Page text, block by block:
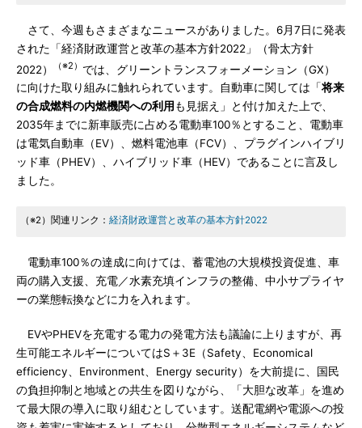
さて、今週もさまざまなニュースがありました。6月7日に発表
された「経済財政運営と改革の基本方針2022」（骨太方針
2022）
（※2） では、グリーントランスフォーメーション（GX）
に向けた取り組みに触れられています。自動車に関しては「将来
の合成燃料の内燃機関への利用 も見据え」と付け加えた上で、
2035年までに新車販売に占める電動車100％とすること、電動車
は電気自動車（EV）、燃料電池車（FCV）、プラグインハイブリ
ッド車（PHEV）、ハイブリッド車（HEV）であることに言及し
ました。
（※2）関連リンク： 経済財政運営と改革の基本方針2022
電動車100％の達成に向けては、蓄電池の大規模投資促進、車
両の購入支援、充電／水素充填インフラの整備、中小サプライヤ
ーの業態転換などに力を入れます。
EVやPHEVを充電する電力の発電方法も議論に上りますが、再
生可能エネルギーについてはS＋3E（Safety、Economical
efficiency、Environment、Energy security）を大前提に、国民
の負担抑制と地域との共生を図りながら、「大胆な改革」を進め
て最大限の導入に取り組むとしています。送配電網や電源への投